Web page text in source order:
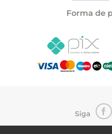
Forma de
Siga